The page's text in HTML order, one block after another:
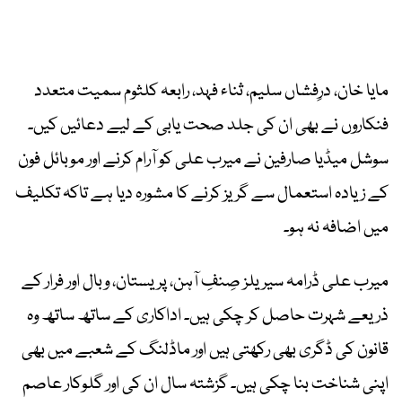
مایا خان، درِفشاں سلیم، ثناء فہد، رابعہ کلثوم سمیت متعدد
فنکاروں نے بھی ان کی جلد صحت یابی کے لیے دعائیں کیں۔
سوشل میڈیا صارفین نے میرب علی کو آرام کرنے اور موبائل فون
کے زیادہ استعمال سے گریز کرنے کا مشورہ دیا ہے تاکہ تکلیف
میں اضافہ نہ ہو۔
میرب علی ڈرامہ سیریلز صِنفِ آہن، پریستان، وبال اور فرار کے
ذریعے شہرت حاصل کر چکی ہیں۔ اداکاری کے ساتھ ساتھ وہ
قانون کی ڈگری بھی رکھتی ہیں اور ماڈلنگ کے شعبے میں بھی
اپنی شناخت بنا چکی ہیں۔ گزشتہ سال ان کی اور گلوکار عاصم